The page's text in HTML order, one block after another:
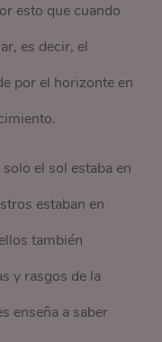
esto que cuando
es decir, el
por el horizonte en
el sol estaba en
estaban en
también
y rasgos de la
enseña a saber